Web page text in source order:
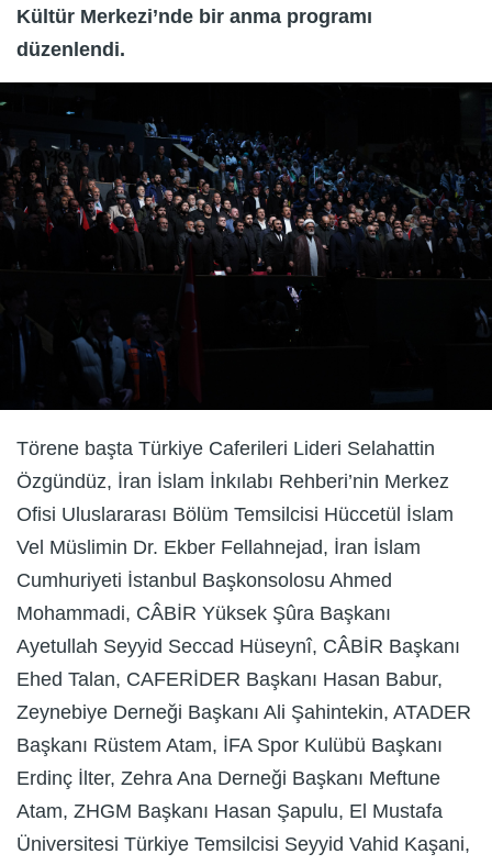
Kültür Merkezi’nde bir anma programı
düzenlendi.
Törene başta Türkiye Caferileri Lideri Selahattin
Özgündüz, İran İslam İnkılabı Rehberi’nin Merkez
Ofisi Uluslararası Bölüm Temsilcisi Hüccetül İslam
Vel Müslimin Dr. Ekber Fellahnejad, İran İslam
Cumhuriyeti İstanbul Başkonsolosu Ahmed
Mohammadi, CÂBİR Yüksek Şûra Başkanı
Ayetullah Seyyid Seccad Hüseynî, CÂBİR Başkanı
Ehed Talan, CAFERİDER Başkanı Hasan Babur,
Zeynebiye Derneği Başkanı Ali Şahintekin, ATADER
Başkanı Rüstem Atam, İFA Spor Kulübü Başkanı
Erdinç İlter, Zehra Ana Derneği Başkanı Meftune
Atam, ZHGM Başkanı Hasan Şapulu, El Mustafa
Üniversitesi Türkiye Temsilcisi Seyyid Vahid Kaşani,